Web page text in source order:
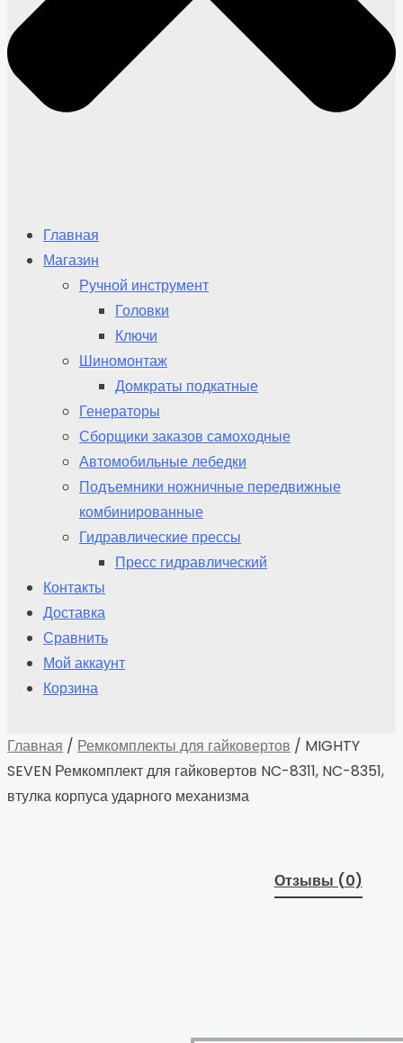
Главная
Магазин
Ручной инструмент
Головки
Ключи
Шиномонтаж
Домкраты подкатные
Генераторы
Сборщики заказов самоходные
Автомобильные лебедки
Подъемники ножничные передвижные
комбинированные
Гидравлические прессы
Пресс гидравлический
Контакты
Доставка
Сравнить
Мой аккаунт
Корзина
Главная / Ремкомплекты для гайковертов / MIGHTY
SEVEN Ремкомплект для гайковертов NC-8311, NC-8351,
втулка корпуса ударного механизма
Отзывы (0)